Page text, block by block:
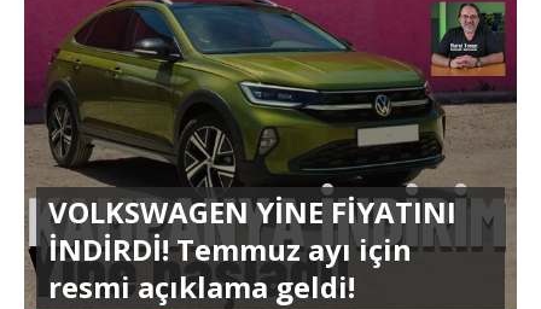
VOLKSWAGEN YİNE FİYATINI
İNDİRDİ! Temmuz ayı için
resmi açıklama geldi!